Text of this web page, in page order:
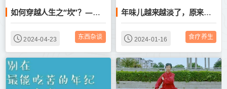
如何穿越人生之“坎”？——浅读29卦坎为水有感
2024-04-23 东西杂谈
年味儿越来越淡了，原来是因为这个！
2024-01-16 食疗养生